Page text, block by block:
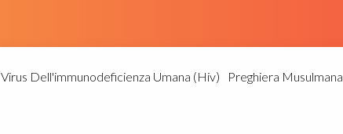
Virus Dell'immunodeficienza Umana (Hiv) Preghiera Musulmana